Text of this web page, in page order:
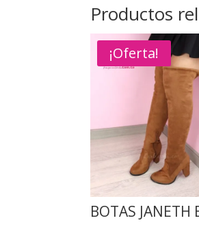
Productos
¡Oferta!
BOTAS JANETH